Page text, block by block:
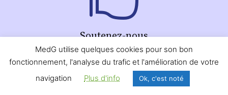
Soutenez-nous
Vous utilisez le site ? Vous aimez notre projet ? Alors
nous comptons sur vous pour
nous soutenir. Parlez-en
MedG utilise quelques cookies pour son bon
fonctionnement, l'analyse du trafic et l'amélioration de votre
navigation
Plus d'info Ok, c'est noté